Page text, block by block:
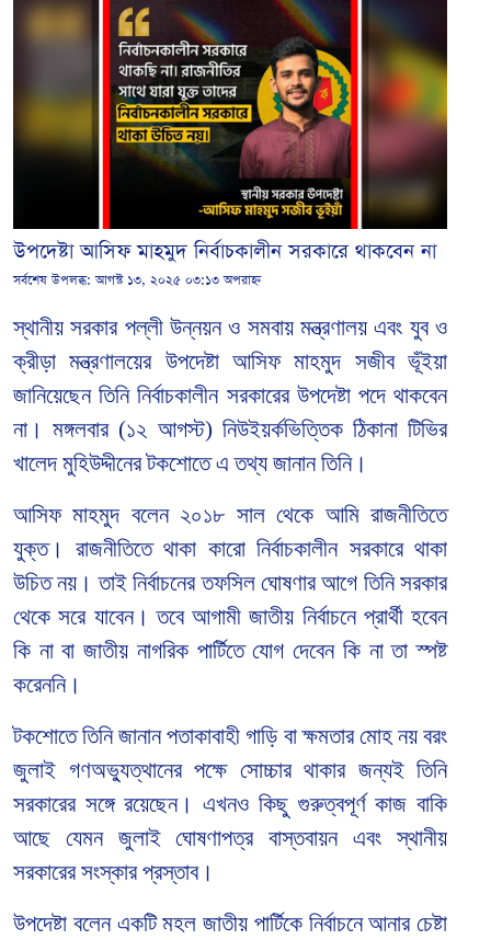
উপদেষ্টা আসিফ মাহমুদ নির্বাচকালীন সরকারে থাকবেন না
সর্বশেষ উপলব্ধ:আগস্ট ১৩, ২০২৫ ০৩:১৩ অপরাহ্ন
স্থানীয় সরকার পল্লী উন্নয়ন ও সমবায় মন্ত্রণালয় এবং যুব ও
ক্রীড়া মন্ত্রণালয়ের উপদেষ্টা আসিফ মাহমুদ সজীব ভূঁইয়া
জানিয়েছেন তিনি নির্বাচকালীন সরকারের উপদেষ্টা পদে থাকবেন
না। মঙ্গলবার (১২ আগস্ট) নিউইয়র্কভিত্তিক ঠিকানা টিভির
খালেদ মুহিউদ্দীনের টকশোতে এ তথ্য জানান তিনি।
আসিফ মাহমুদ বলেন ২০১৮ সাল থেকে আমি রাজনীতিতে
যুক্ত। রাজনীতিতে থাকা কারো নির্বাচকালীন সরকারে থাকা
উচিত নয়। তাই নির্বাচনের তফসিল ঘোষণার আগে তিনি সরকার
থেকে সরে যাবেন। তবে আগামী জাতীয় নির্বাচনে প্রার্থী হবেন
কি না বা জাতীয় নাগরিক পার্টিতে যোগ দেবেন কি না তা স্পষ্ট
করেননি।
টকশোতে তিনি জানান পতাকাবাহী গাড়ি বা ক্ষমতার মোহ নয় বরং
জুলাই গণঅভ্যুত্থানের পক্ষে সোচ্চার থাকার জন্যই তিনি
সরকারের সঙ্গে রয়েছেন। এখনও কিছু গুরুত্বপূর্ণ কাজ বাকি
আছে যেমন জুলাই ঘোষণাপত্র বাস্তবায়ন এবং স্থানীয়
সরকারের সংস্কার প্রস্তাব।
উপদেষ্টা বলেন একটি মহল জাতীয় পার্টিকে নির্বাচনে আনার চেষ্টা